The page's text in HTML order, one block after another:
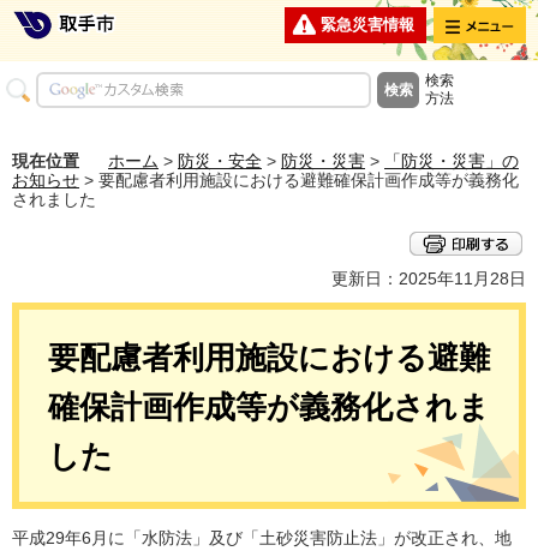
緊急災害情報 メニュー
検索
方法
現在位置 ホーム > 防災・安全 > 防災・災害 >
「防災・災害」の
お知らせ > 要配慮者利用施設における避難確保計画作成等が義務化
されました
更新日：2025年11月28日
要配慮者利用施設における避難
確保計画作成等が義務化されま
した
平成29年6月に「水防法」及び「土砂災害防止法」が改正され、地